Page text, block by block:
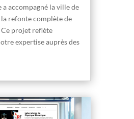
a accompagné la ville de
refonte complète de
projet reflète
expertise auprès des